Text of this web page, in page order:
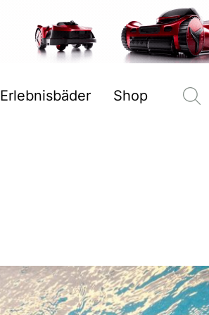
Erlebnisbäder Shop